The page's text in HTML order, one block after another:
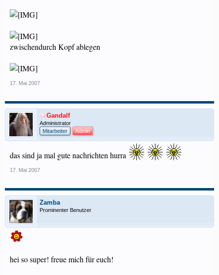
zwischendurch Kopf ablegen
17. Mai 2007
Gandalf
Administrator
Mitarbeiter
Admin
das sind ja mal gute nachrichten hurra
17. Mai 2007
Zamba
Prominenter Benutzer
hei so super! freue mich für euch!